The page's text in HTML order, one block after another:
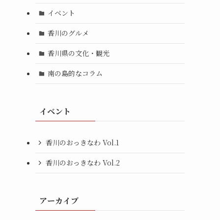
イベント
香川のグルメ
香川県の文化・観光
南の島的なコラム
イベント
香川のおっきなわ Vol.1
香川のおっきなわ Vol.2
アーカイブ